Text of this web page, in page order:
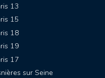
13
15
18
19
17
sur Seine